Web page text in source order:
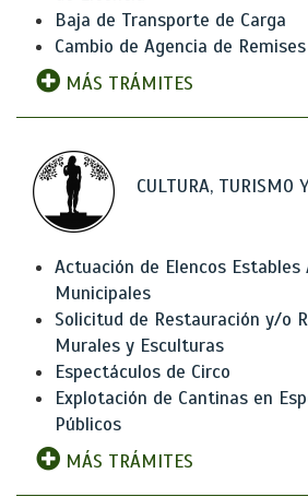
Baja de Transporte de Carga
Cambio de Agencia de Remises
MÁS TRÁMITES
CULTURA, TURISMO
Actuación de Elencos
Municipales
Solicitud de Restauración y/o
Murales y Esculturas
Espectáculos de Circo
Explotación de Cantinas en
Públicos
MÁS TRÁMITES